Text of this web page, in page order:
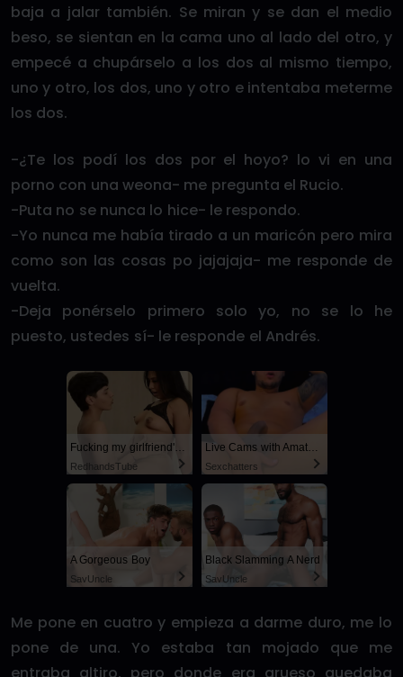
baja a jalar también. Se miran y se dan el medio
beso, se sientan en la cama uno al lado del otro, y
empecé a chupárselo a los dos al mismo tiempo,
uno y otro, los dos, uno y otro e intentaba meterme
los dos.
-¿Te los podí los dos por el hoyo? lo vi en una
porno con una weona- me pregunta el Rucio.
-Puta no se nunca lo hice- le respondo.
-Yo nunca me había tirado a un maricón pero mira
como son las cosas po jajajaja- me responde de
vuelta.
-Deja ponérselo primero solo yo, no se lo he
puesto, ustedes sí- le responde el Andrés.
Fucking my girlfriend's hot mommy by mistake
RedhandsTube
Live Cams with Amateur Men
Sexchatters
A Gorgeous Boy
SayUncle
Black Slamming A Nerd
SayUncle
Me pone en cuatro y empieza a darme duro, me lo
pone de una. Yo estaba tan mojado que me
entraba altiro, pero donde era grueso quedaba